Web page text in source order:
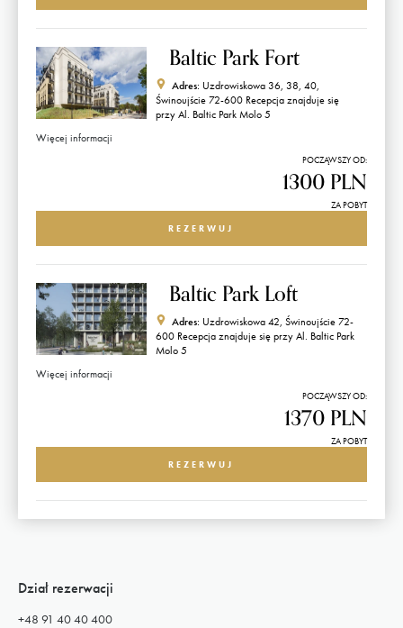
Baltic Park Fort
Adres: Uzdrowiskowa 36, 38, 40,
Świnoujście 72-600 Recepcja znajduje się
przy Al. Baltic Park Molo 5
Więcej informacji
POCZĄWSZY OD:
1300 PLN
ZA POBYT
REZERWUJ
Baltic Park Loft
Adres: Uzdrowiskowa 42, Świnoujście 72-
600 Recepcja znajduje się przy Al. Baltic Park
Molo 5
Więcej informacji
POCZĄWSZY OD:
1370 PLN
ZA POBYT
REZERWUJ
Dział rezerwacji
+48 91 40 40 400